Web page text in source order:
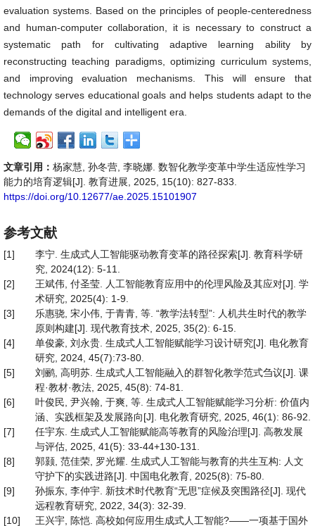
evaluation systems. Based on the principles of people-centeredness
and human-computer collaboration, it is necessary to construct a
systematic path for cultivating adaptive learning ability by
reconstructing teaching paradigms, optimizing curriculum systems,
and improving evaluation mechanisms. This will ensure that
technology serves educational goals and helps students adapt to the
demands of the digital and intelligent era.
文章引用： 杨家慧, 孙冬营, 李晓娜. 数智化教学变革中学生适应性学习
能力的培育逻辑[J]. 教育进展, 2025, 15(10): 827-833.
https://doi.org/10.12677/ae.2025.15101907
参考文献
[1]
李宁. 生成式人工智能驱动教育变革的路径探索[J]. 教育科学研
究, 2024(12): 5-11.
[2]
王斌伟, 付圣莹. 人工智能教育应用中的伦理风险及其应对[J]. 学
术研究, 2025(4): 1-9.
[3]
乐惠骁, 宋小伟, 于青青, 等. “教学法转型”: 人机共生时代的教学
原则构建[J]. 现代教育技术, 2025, 35(2): 6-15.
[4]
单俊豪, 刘永贵. 生成式人工智能赋能学习设计研究[J]. 电化教育
研究, 2024, 45(7):73-80.
[5]
刘鹂, 高明苏. 生成式人工智能融入的群智化教学范式刍议[J]. 课
程·教材·教法, 2025, 45(8): 74-81.
[6]
叶俊民, 尹兴翰, 于爽, 等. 生成式人工智能赋能学习分析: 价值内
涵、实践框架及发展路向[J]. 电化教育研究, 2025, 46(1): 86-92.
[7]
任宇东. 生成式人工智能赋能高等教育的风险治理[J]. 高教发展
与评估, 2025, 41(5): 33-44+130-131.
[8]
郭颢, 范佳荣, 罗光耀. 生成式人工智能与教育的共生互构: 人文
守护下的实践进路[J]. 中国电化教育, 2025(8): 75-80.
[9]
孙振东, 李仲宇. 新技术时代教育“无思”症候及突围路径[J]. 现代
远程教育研究, 2022, 34(3): 32-39.
[10]
王兴宇, 陈恺. 高校如何应用生成式人工智能?——一项基于国外